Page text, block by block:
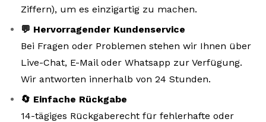
Ziffern), um es einzigartig zu machen.
💬 Hervorragender Kundenservice
Bei Fragen oder Problemen stehen wir Ihnen über
Live-Chat, E-Mail oder Whatsapp zur Verfügung.
Wir antworten innerhalb von 24 Stunden.
🔄 Einfache Rückgabe
14-tägiges Rückgaberecht für fehlerhafte oder